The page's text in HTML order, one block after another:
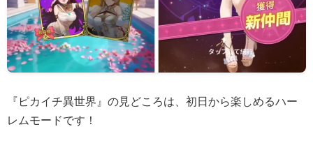
『ピカイチ異世界』の見どころは、初日から楽しめるハー
レムモードです！